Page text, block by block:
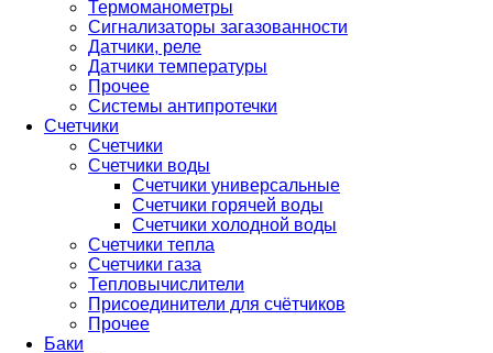
Термоманометры
Сигнализаторы загазованности
Датчики, реле
Датчики температуры
Прочее
Системы антипротечки
Счетчики
Счетчики
Счетчики воды
Счетчики универсальные
Счетчики горячей воды
Счетчики холодной воды
Счетчики тепла
Счетчики газа
Тепловычислители
Присоединители для счётчиков
Прочее
Баки